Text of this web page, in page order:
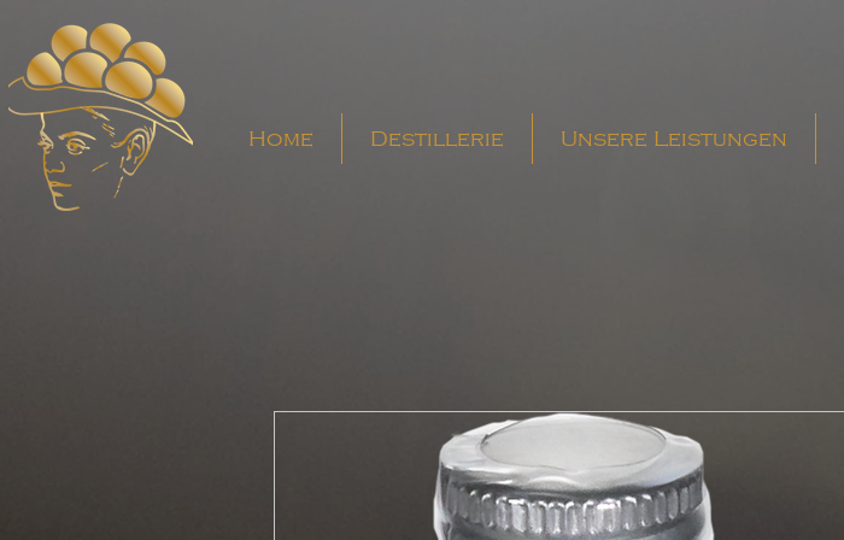
Home Destillerie Unsere Leistungen